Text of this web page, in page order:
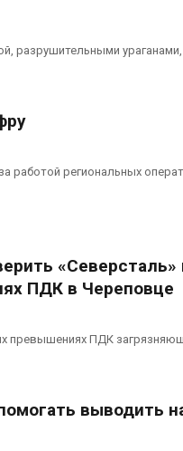
разрушительными
работой региональных
ПДК в Череповце
превышениях ПДК
выводить